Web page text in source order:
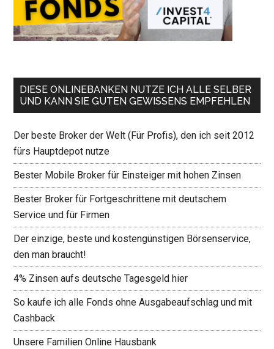
DIESE ONLINEBANKEN NUTZE ICH ALLE SELBER
UND KANN SIE GUTEN GEWISSENS EMPFEHLEN
Der beste Broker der Welt (Für Profis), den ich seit 2012
fürs Hauptdepot nutze
Bester Mobile Broker für Einsteiger mit hohen Zinsen
Bester Broker für Fortgeschrittene mit deutschem
Service und für Firmen
Der einzige, beste und kostengünstigen Börsenservice,
den man braucht!
4% Zinsen aufs deutsche Tagesgeld hier
So kaufe ich alle Fonds ohne Ausgabeaufschlag und mit
Cashback
Unsere Familien Online Hausbank